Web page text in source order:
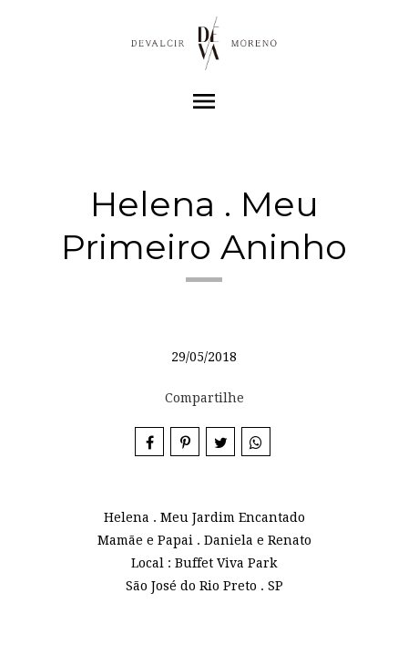
menu
Helena . Meu
Primeiro Aninho
29/05/2018
Compartilhe
Helena . Meu Jardim Encantado
Mamãe e Papai . Daniela e Renato
Local : Buffet Viva Park
São José do Rio Preto . SP